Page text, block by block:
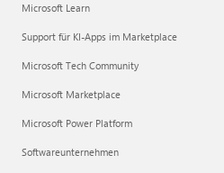
Microsoft Learn
Support für KI-Apps im Marketplace
Microsoft Tech Community
Microsoft Marketplace
Microsoft Power Platform
Softwareunternehmen